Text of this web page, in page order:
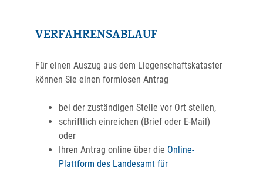
VERFAHRENSABLAUF
Für einen Auszug aus dem Liegenschaftskataster
können Sie einen formlosen Antrag
bei der zuständigen Stelle vor Ort stellen,
schriftlich einreichen (Brief oder E-Mail)
oder
Ihren Antrag online über die Online-
Plattform des Landesamt für